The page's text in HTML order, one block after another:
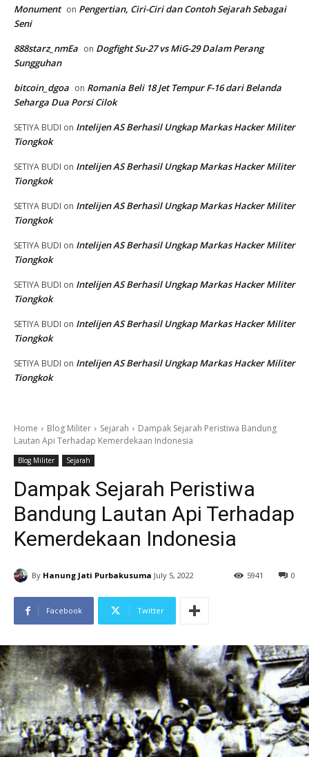
Monument on Pengertian, Ciri-Ciri dan Contoh Sejarah Sebagai
Seni
888starz_nmEa on Dogfight Su-27 vs MiG-29 Dalam Perang
Sungguhan
bitcoin_dgoa on Romania Beli 18 Jet Tempur F-16 dari Belanda
Seharga Dua Porsi Cilok
SETIYA BUDI on Intelijen AS Berhasil Ungkap Markas Hacker Militer
Tiongkok
SETIYA BUDI on Intelijen AS Berhasil Ungkap Markas Hacker Militer
Tiongkok
SETIYA BUDI on Intelijen AS Berhasil Ungkap Markas Hacker Militer
Tiongkok
SETIYA BUDI on Intelijen AS Berhasil Ungkap Markas Hacker Militer
Tiongkok
SETIYA BUDI on Intelijen AS Berhasil Ungkap Markas Hacker Militer
Tiongkok
SETIYA BUDI on Intelijen AS Berhasil Ungkap Markas Hacker Militer
Tiongkok
SETIYA BUDI on Intelijen AS Berhasil Ungkap Markas Hacker Militer
Tiongkok